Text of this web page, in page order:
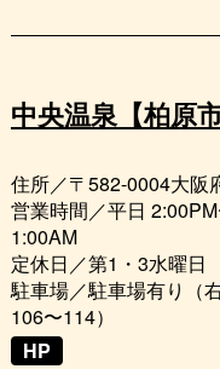
中央温泉【柏原市
住所／〒582-0004大阪
営業時間／平日
1:00AM
定休日／第1・3水曜日
駐車場／駐車場有り（
106〜114）
HP